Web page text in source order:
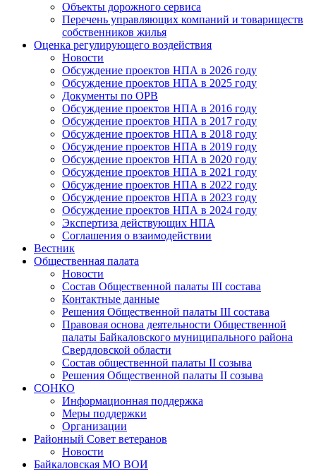
Объекты дорожного сервиса
Перечень управляющих компаний и товариществ
собственников жилья
Оценка регулирующего воздействия
Новости
Обсуждение проектов НПА в 2026 году
Обсуждение проектов НПА в 2025 году
Документы по ОРВ
Обсуждение проектов НПА в 2016 году
Обсуждение проектов НПА в 2017 году
Обсуждение проектов НПА в 2018 году
Обсуждение проектов НПА в 2019 году
Обсуждение проектов НПА в 2020 году
Обсуждение проектов НПА в 2021 году
Обсуждение проектов НПА в 2022 году
Обсуждение проектов НПА в 2023 году
Обсуждение проектов НПА в 2024 году
Экспертиза действующих НПА
Соглашения о взаимодействии
Вестник
Общественная палата
Новости
Состав Общественной палаты III состава
Контактные данные
Решения Общественной палаты III состава
Правовая основа деятельности Общественной
палаты Байкаловского муниципального района
Свердловской области
Состав общественной палаты II созыва
Решения Общественной палаты II созыва
СОНКО
Информационная поддержка
Меры поддержки
Организации
Районный Совет ветеранов
Новости
Байкаловская МО ВОИ